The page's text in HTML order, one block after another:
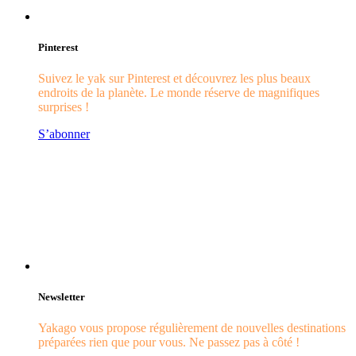
Pinterest
Suivez le yak sur Pinterest et découvrez les plus beaux
endroits de la planète. Le monde réserve de magnifiques
surprises !
S’abonner
Newsletter
Yakago vous propose régulièrement de nouvelles destinations
préparées rien que pour vous. Ne passez pas à côté !